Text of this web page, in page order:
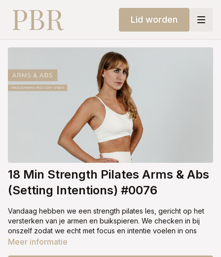
Lid worden
18 Min Strength Pilates Arms & Abs
(Setting Intentions) #0076
Vandaag hebben we een strength pilates les, gericht op het
versterken van je armen en buikspieren. We checken in bij
onszelf zodat we echt met focus en intentie voelen in ons
lichaam, met als doel om kracht en energie op te bouwen.
Meer informatie